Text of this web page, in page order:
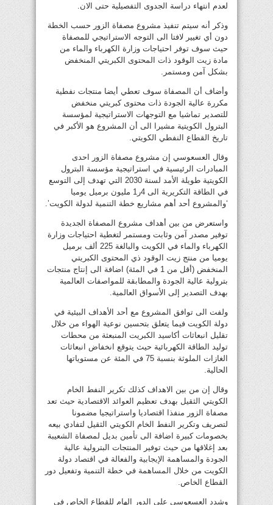
لعدم انتهاء دراسة الجدوى التفصيلية حتى الان.
وذكر أنه سيتم تنفيذ مشروع مصفاة الزور حسب الخطة
دون أي تغيير لافتا الى التوجه الاستراتيجي للمصفاة
حيث سوف توفر احتياجات وزارة الكهرباء والماء من
مادة زيت الوقود ذات المحتوى الكبريتي المنخفض
بشكل آمن ومستمر.
وأضاف أن المصفاة سوف تعطي أيضا منتجات نفطية
مكررة عالية الجودة ذات محتوى كبريتي منخفض
للتصدير تماشيا مع التوجهات الاستراتيجية لمؤسسة
البترول الكويتية مشيرا الى أن المشروع هو الأكبر في
تاريخ القطاع النفطي الكويتي.
وقال العسعوسي إن مشروع مصفاة الزور احدى
المبادرات الرئيسية في استراتيجية مؤسسة البترول
الكويتية طويلة الأمد لسنة 2030 التي تهدف إلى التوسع
في الطاقة التكريرية الى 4ر1 مليون برميل يوميا
‘والمشروع أحد أهم مشاريع خطة التنمية لدولة الكويت’.
واستعرض من بين أهداف مشروع المصفاة الجديدة
توفير مصدر آمن وثابت ومستمر لتغطية احتياجات وزارة
الكهرباء والماء في الكويت والبالغة 225 ألف برميل
يوميا من منتج زيت الوقود ذي المحتوى الكبريتي
المنخفض (أقل من 1 في المئة) اضافة الى إنتاج منتجات
بترولية عالية الجودة والمطابقة للمواصفات العالمية
بهدف التصدير إلى الأسواق العالمية.
ولفت الى توافق المشروع مع أحد الأهداف البيئية في
دولة الكويت فيما يتعلق بتحسين نوعية الهواء من خلال
تقليل انبعاثات أكاسيد الكبريت المنبعثة من محطات
توليد الطاقة الكهربائية حيث يتوقع انخفاض انبعاثات
الغازات الملوثة بنسبة 75 في المئة عن مستوياتها
الحالية.
وقال إن من بين الاهداف كذلك تكرير النفط الخام
الكويتي الثقيل بهدف تعظيم العوائد الاقتصادية حيث تعد
مصفاة الزور منفذا اقتصاديا واستراتيجيا مضمونا
لتصريف وتكرير النفط الخام الكويتي الثقيل لتفادي بيعه
بخصومات كبيرة اضافة الى تأمين بديل لمصفاة الشعيبة
بعد إغلاقها من حيث توفير المنتجات البترولية عالية
الجودة والمساهمة الإيجابية والفعالة في اقتصاد دولة
الكويت من خلال المساهمة في خطة التنمية وتفعيل دور
القطاع الخاص.
وشدد العسعوسي على الدور الهام للقطاع الخاص في